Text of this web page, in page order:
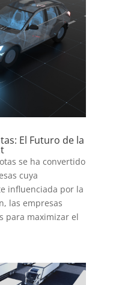
El Futuro de la
se ha convertido
cuya
influenciada por la
las empresas
para maximizar el